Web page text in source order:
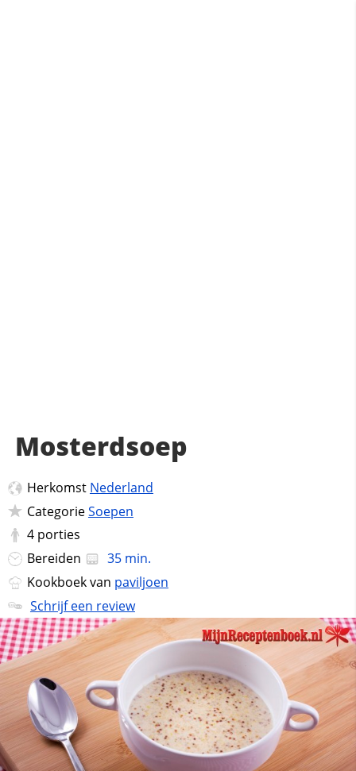
Mosterdsoep
Herkomst Nederland
CategorieSoepen
4 porties
Bereiden
35 min.
Kookboek van paviljoen
Schrijf een review